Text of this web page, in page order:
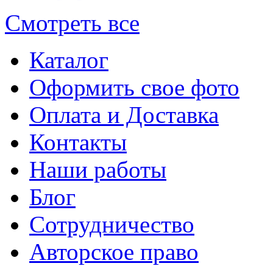
Смотреть все
Каталог
Оформить свое фото
Оплата и Доставка
Контакты
Наши работы
Блог
Сотрудничество
Авторское право